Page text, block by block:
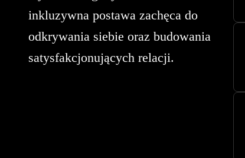
inkluzywna postawa zachęca do
odkrywania siebie oraz budowania
satysfakcjonujących relacji.